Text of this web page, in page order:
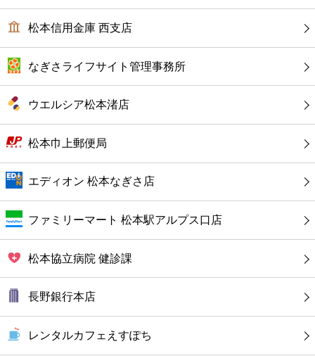
病院
ホテル
松本信用金庫 西支店
なぎさライフサイト管理事務所
ウエルシア松本渚店
松本巾上郵便局
エディオン 松本なぎさ店
ファミリーマート 松本駅アルプス口店
松本協立病院 健診課
長野銀行本店
レンタルカフェえすぽち